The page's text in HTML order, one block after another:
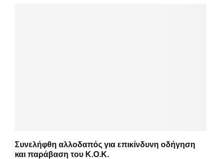
Συνελήφθη αλλοδαπός για επικίνδυνη οδήγηση
και παράβαση του Κ.Ο.Κ.